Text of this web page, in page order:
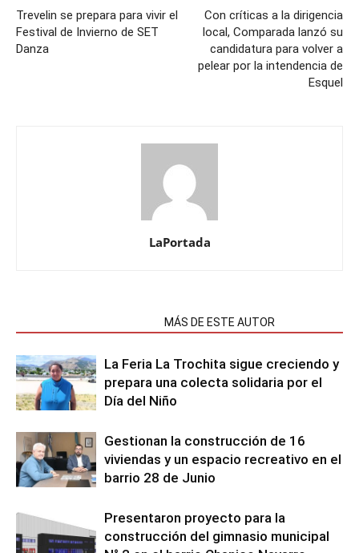
Trevelin se prepara para vivir el
Festival de Invierno de SET
Danza
Con críticas a la dirigencia
local, Comparada lanzó su
candidatura para volver a
pelear por la intendencia de
Esquel
LaPortada
MÁS DE ESTE AUTOR
La Feria La Trochita sigue creciendo y
prepara una colecta solidaria por el
Día del Niño
Gestionan la construcción de 16
viviendas y un espacio recreativo en el
barrio 28 de Junio
Presentaron proyecto para la
construcción del gimnasio municipal